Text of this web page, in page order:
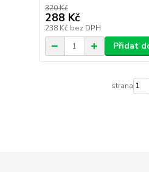
320 Kč
288 Kč
238 Kč bez DPH
Přidat
strana